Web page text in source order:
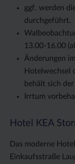
ggf. werden
durchgeführt.
13.00-16.00
Änderungen
Hotelwechsel
behält sich
Irrtum
Hotel KEA
Das moderne
Einkaufsstraße